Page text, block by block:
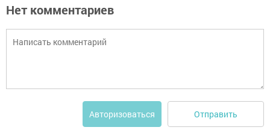
Нет комментариев
Авторизоваться Отправить